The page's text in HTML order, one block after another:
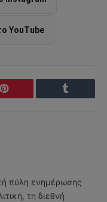
YouTube
Pinterest Tumblr
πύλη ενημέρωσης
τη διεθνή